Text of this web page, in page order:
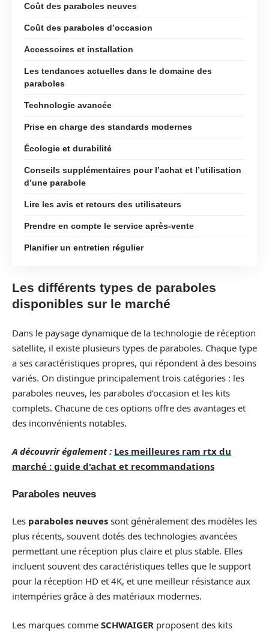
Coût des paraboles neuves
Coût des paraboles d’occasion
Accessoires et installation
Les tendances actuelles dans le domaine des
paraboles
Technologie avancée
Prise en charge des standards modernes
Écologie et durabilité
Conseils supplémentaires pour l’achat et l’utilisation
d’une parabole
Lire les avis et retours des utilisateurs
Prendre en compte le service après-vente
Planifier un entretien régulier
Les différents types de paraboles
disponibles sur le marché
Dans le paysage dynamique de la technologie de réception
satellite, il existe plusieurs types de paraboles. Chaque type
a ses caractéristiques propres, qui répondent à des besoins
variés. On distingue principalement trois catégories : les
paraboles neuves, les paraboles d’occasion et les kits
complets. Chacune de ces options offre des avantages et
des inconvénients notables.
A découvrir également : Les meilleures ram rtx du
marché : guide d'achat et recommandations
Paraboles neuves
Les paraboles neuves sont généralement des modèles les
plus récents, souvent dotés des technologies avancées
permettant une réception plus claire et plus stable. Elles
incluent souvent des caractéristiques telles que le support
pour la réception HD et 4K, et une meilleur résistance aux
intempéries grâce à des matériaux modernes.
Les marques comme SCHWAIGER proposent des kits